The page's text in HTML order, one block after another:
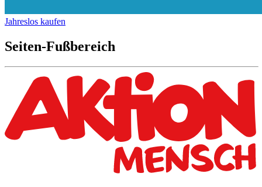
Jahreslos kaufen
Seiten-Fußbereich